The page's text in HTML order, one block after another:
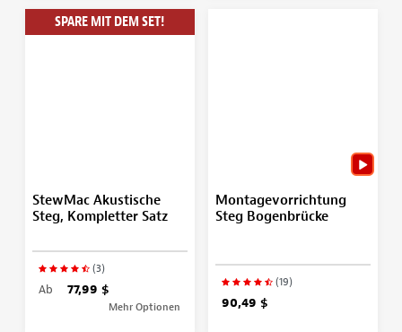
SPARE MIT DEM SET!
StewMac Akustische
Steg, Kompletter Satz
(3)
Ab 77,99 $
Mehr Optionen
Montagevorrichtung
Steg Bogenbrücke
(19)
90,49 $